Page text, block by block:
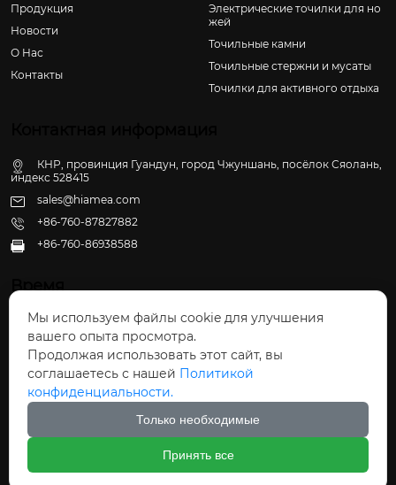
Продукция
Новости
О Hас
Контакты
Электрические точилки для но
жей
Точильные камни
Точильные стержни и мусаты
Точилки для активного отдыха
КНР, провинция Гуандун, город Чжуншань, посёлок Сяолань,
индекс 528415
sales@hiamea.com
+86-760-87827882
 +86-760-86938588
Время
Пн - Пт: 09:30 - 22:00
Сб - Вс: 10:00 - 22:30
Авторское право©ООО Чжуншань Хайвэй
Кухонные Принадлежности
Мы используем файлы cookie для улучшения
вашего опыта просмотра.
Продолжая использовать этот сайт, вы
соглашаетесь с нашей Политикой
конфиденциальности.
Только необходимые
Принять все